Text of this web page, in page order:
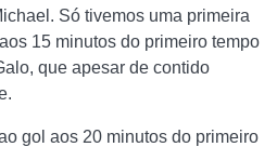
Só tivemos uma primeira
15 minutos do primeiro tempo
que apesar de contido
gol aos 20 minutos do primeiro